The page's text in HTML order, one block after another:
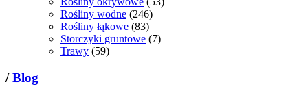
Rośliny wodne (246)
Rośliny łąkowe (83)
Storczyki gruntowe (7)
Trawy (59)
/Blog